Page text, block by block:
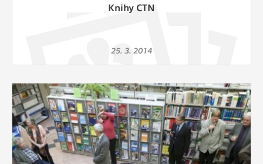
Knihy CTN
25. 3. 2014